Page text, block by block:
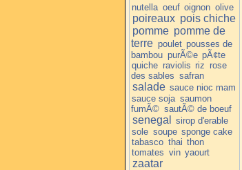
nutella oeuf oignon olive
poireaux pois chiche
pomme pomme de
terre poulet pousses de
bambou purÃ©e pÃ¢te
quiche raviolis riz rose
des sables safran
salade sauce nioc mam
sauce soja saumon
fumÃ© sautÃ© de boeuf
senegal
sirop d'erable
sole soupe sponge cake
tabasco thai thon
tomates vin yaourt
zaatar